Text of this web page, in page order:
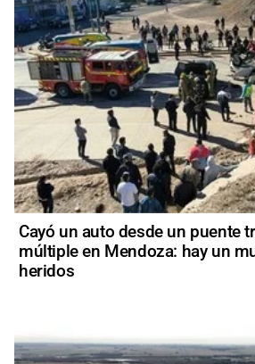
Cayó un auto desde un puente
múltiple en Mendoza: hay un
heridos